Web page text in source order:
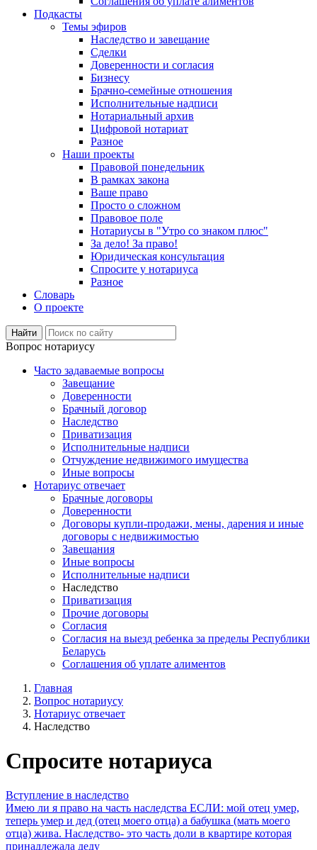
Подкасты
Темы эфиров
Наследство и завещание
Сделки
Доверенности и согласия
Бизнесу
Брачно-семейные отношения
Исполнительные надписи
Нотариальный архив
Цифровой нотариат
Разное
Наши проекты
Правовой понедельник
В рамках закона
Ваше право
Просто о сложном
Правовое поле
Нотариусы в "Утро со знаком плюс"
За дело! За право!
Юридическая консультация
Спросите у нотариуса
Разное
Словарь
О проекте
Вопрос нотариусу
Часто задаваемые вопросы
Завещание
Доверенности
Брачный договор
Наследство
Приватизация
Исполнительные надписи
Отчуждение недвижимого имущества
Иные вопросы
Нотариус отвечает
Брачные договоры
Доверенности
Договоры купли-продажи, мены, дарения и иные
договоры с недвижимостью
Завещания
Иные вопросы
Исполнительные надписи
Наследство
Приватизация
Прочие договоры
Согласия
Согласия на выезд ребенка за пределы Республики
Беларусь
Соглашения об уплате алиментов
Главная
Вопрос нотариусу
Нотариус отвечает
Наследство
Спросите нотариуса
Вступление в наследство
Имею ли я право на часть наследства ЕСЛИ: мой отец умер,
теперь умер и дед (отец моего отца) а бабушка (мать моего
отца) жива. Наследство- это часть доли в квартире которая
принадлежала деду